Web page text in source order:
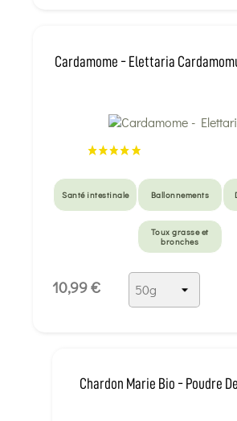
Cardamome - Elettaria
Santé intestinale Ballonnements
Toux grasse et
bronches
10,99 €
Chardon Marie Bio - Poudre